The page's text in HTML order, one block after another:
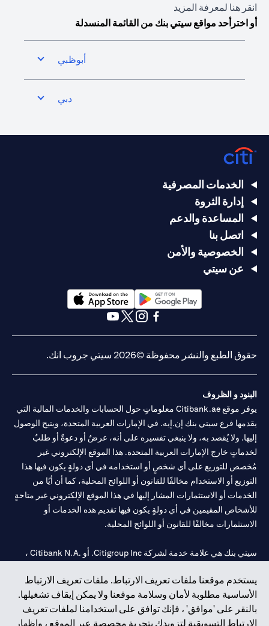
انقر هنا لمعرفة المزيد
أو اخترأحد مواقع سيتي بنك من القائمة المنسدلة
أبوظبي
دبي
يستخدم موقعنا ملفات تعريف الارتباط. ملفات تعريف الارتباط
الأساسية مطلوبة لأمان وسلامة موقعنا ولا يمكن إيقاف تشغيلها.
بالنقر على 'موافق' ، فإنك توافق على استخدامنا لملفات تعريف
الارتباط التسويقية لتزويدك بتجربة مخصصة عبر الموقع ، وإظهار
الخدمات المصرفية
إدارة الثروة
المساعدة والدعم
اتصل بنا
الخصوصية والأمن
عن سيتي
(opens in a new tab)
حقوق الطبع والنشر محفوظة ©2026 سيتي جروب انك.
البنود و الظروف
يوفر موقع Citibank.ae معلوماتٍ حول الحسابات والخدمات المالية التي
يقدمها فرع سيتي بنك إن.إيه. في الإمارات العربية المتحدة، ويتيح الوصول
إليها. ولا يُقصد به، ولا ينبغي تفسيره على أنه، عرضٌ أو دعوةٌ أو طلبٌ
لخدماتٍ خارج الإمارات العربية المتحدة. هذا الموقع الإلكتروني غير
مُخصص للتوزيع على أي شخصٍ أو استخدامه في أي دولةٍ يكون فيها هذا
التوزيع أو الاستخدام مخالفًا للقانون أو اللوائح المحلية، كما أن أيًا من
الخدمات أو الاستثمارات المشار إليها في هذا الموقع الإلكتروني غير متاحةٍ
للأشخاص المقيمين في أي دولةٍ يكون فيها تقديم هذه الخدمات أو
الاستثمارات مخالفًا للقانون أو اللوائح المحلية.
سيتي بنك هي علامة خدمة لشركة Citigroup Inc. أو .Citibank N.A ،
سيتي بنك إن. إيه. الإمارات مسجل لدى مصرف الإمارات المركزي تحت
أرقام التراخيص 202563 لفرع الوصل في دبي، 531989 لفرع مول